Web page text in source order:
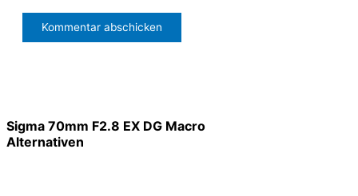
Sigma 70mm F2.8 EX DG Macro
Alternativen